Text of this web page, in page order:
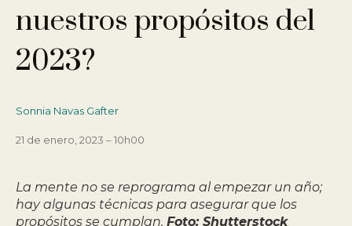
nuestros propósitos del
2023?
Sonnia Navas Gafter
21 de enero, 2023 – 10h00
La mente no se reprograma al empezar un año;
hay algunas técnicas para asegurar que los
propósitos se cumplan. Foto: Shutterstock